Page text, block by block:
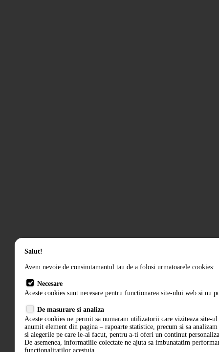
Salut!
Avem nevoie de consimtamantul tau de a folosi urmatoarele cookies:
Necesare
Aceste cookies sunt necesare pentru functionarea site-ului web si nu
De masurare si analiza
Aceste cookies ne permit sa numaram utilizatorii care viziteaza site-ul
anumit element din pagina – rapoarte statistice, precum si sa
si alegerile pe care le-ai facut, pentru a-ti oferi un continut
De asemenea, informatiile colectate ne ajuta sa imbunatatim
functionalitatilor acestuia.